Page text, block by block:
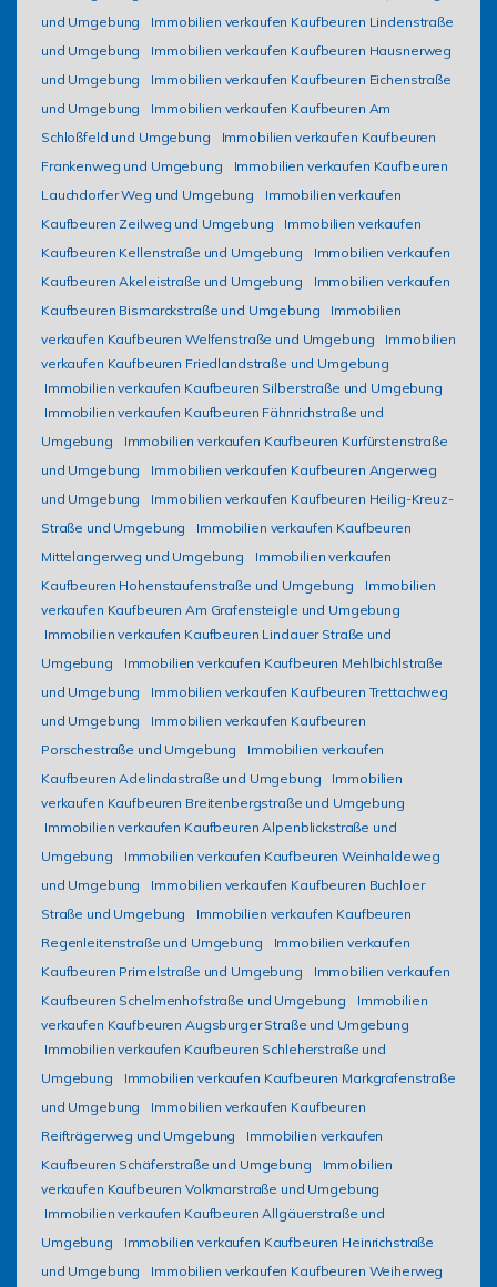
und Umgebung
Immobilien verkaufen Kaufbeuren Lindenstraße
und Umgebung
Immobilien verkaufen Kaufbeuren Hausnerweg
und Umgebung
Immobilien verkaufen Kaufbeuren Eichenstraße
und Umgebung
Immobilien verkaufen Kaufbeuren Am
Schloßfeld und Umgebung
Immobilien verkaufen Kaufbeuren
Frankenweg und Umgebung
Immobilien verkaufen Kaufbeuren
Lauchdorfer Weg und Umgebung
Immobilien verkaufen
Kaufbeuren Zeilweg und Umgebung
Immobilien verkaufen
Kaufbeuren Kellenstraße und Umgebung
Immobilien verkaufen
Kaufbeuren Akeleistraße und Umgebung
Immobilien verkaufen
Kaufbeuren Bismarckstraße und Umgebung
Immobilien
verkaufen Kaufbeuren Welfenstraße und Umgebung
Immobilien
verkaufen Kaufbeuren Friedlandstraße und Umgebung
Immobilien verkaufen Kaufbeuren Silberstraße und Umgebung
Immobilien verkaufen Kaufbeuren Fähnrichstraße und
Umgebung
Immobilien verkaufen Kaufbeuren Kurfürstenstraße
und Umgebung
Immobilien verkaufen Kaufbeuren Angerweg
und Umgebung
Immobilien verkaufen Kaufbeuren Heilig-Kreuz-
Straße und Umgebung
Immobilien verkaufen Kaufbeuren
Mittelangerweg und Umgebung
Immobilien verkaufen
Kaufbeuren Hohenstaufenstraße und Umgebung
Immobilien
verkaufen Kaufbeuren Am Grafensteigle und Umgebung
Immobilien verkaufen Kaufbeuren Lindauer Straße und
Umgebung
Immobilien verkaufen Kaufbeuren Mehlbichlstraße
und Umgebung
Immobilien verkaufen Kaufbeuren Trettachweg
und Umgebung
Immobilien verkaufen Kaufbeuren
Porschestraße und Umgebung
Immobilien verkaufen
Kaufbeuren Adelindastraße und Umgebung
Immobilien
verkaufen Kaufbeuren Breitenbergstraße und Umgebung
Immobilien verkaufen Kaufbeuren Alpenblickstraße und
Umgebung
Immobilien verkaufen Kaufbeuren Weinhaldeweg
und Umgebung
Immobilien verkaufen Kaufbeuren Buchloer
Straße und Umgebung
Immobilien verkaufen Kaufbeuren
Regenleitenstraße und Umgebung
Immobilien verkaufen
Kaufbeuren Primelstraße und Umgebung
Immobilien verkaufen
Kaufbeuren Schelmenhofstraße und Umgebung
Immobilien
verkaufen Kaufbeuren Augsburger Straße und Umgebung
Immobilien verkaufen Kaufbeuren Schleherstraße und
Umgebung
Immobilien verkaufen Kaufbeuren Markgrafenstraße
und Umgebung
Immobilien verkaufen Kaufbeuren
Reifträgerweg und Umgebung
Immobilien verkaufen
Kaufbeuren Schäferstraße und Umgebung
Immobilien
verkaufen Kaufbeuren Volkmarstraße und Umgebung
Immobilien verkaufen Kaufbeuren Allgäuerstraße und
Umgebung
Immobilien verkaufen Kaufbeuren Heinrichstraße
und Umgebung
Immobilien verkaufen Kaufbeuren Weiherweg